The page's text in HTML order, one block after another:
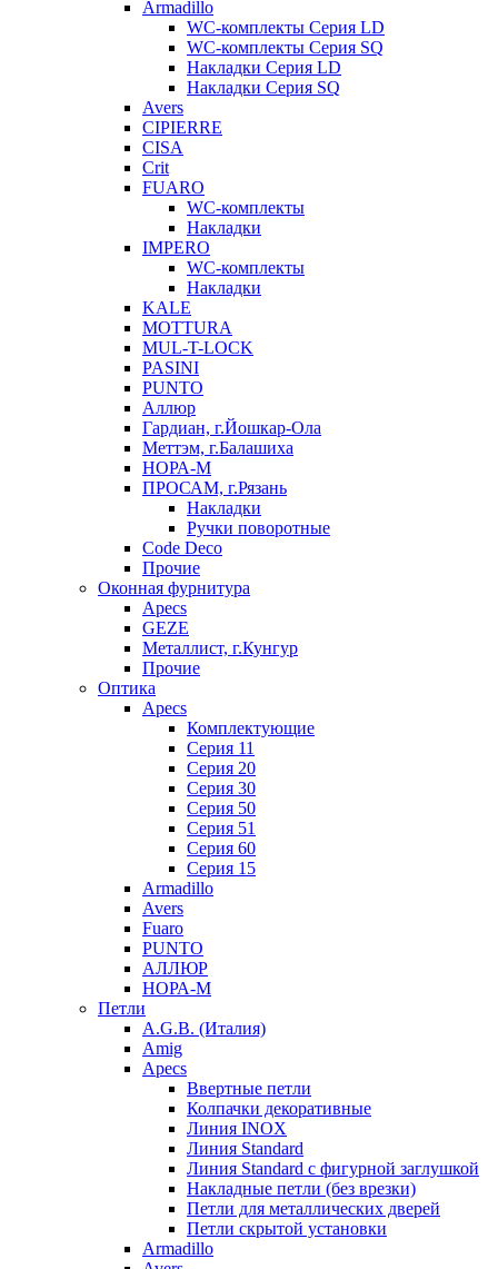
Armadillo
WC-комплекты Серия LD
WC-комплекты Серия SQ
Накладки Серия LD
Накладки Серия SQ
Avers
CIPIERRE
CISA
Crit
FUARO
WC-комплекты
Накладки
IMPERO
WC-комплекты
Накладки
KALE
MOTTURA
MUL-T-LOCK
PASINI
PUNTO
Аллюр
Гардиан, г.Йошкар-Ола
Меттэм, г.Балашиха
НОРА-М
ПРОСАМ, г.Рязань
Накладки
Ручки поворотные
Code Deco
Прочие
Оконная фурнитура
Apecs
GEZE
Металлист, г.Кунгур
Прочие
Оптика
Apecs
Комплектующие
Серия 11
Серия 20
Серия 30
Серия 50
Серия 51
Серия 60
Серия 15
Armadillo
Avers
Fuaro
PUNTO
АЛЛЮР
НОРА-М
Петли
A.G.B. (Италия)
Amig
Apecs
Ввертные петли
Колпачки декоративные
Линия INOX
Линия Standard
Линия Standard с фигурной заглушкой
Накладные петли (без врезки)
Петли для металлических дверей
Петли скрытой установки
Armadillo